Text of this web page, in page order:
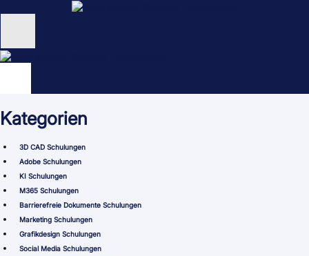
Inhalt
Unternehmen
NEU: KI Schulungen
unsertraining Blog
Kategorien
3D CAD Schulungen
Adobe Schulungen
KI Schulungen
M365 Schulungen
Barrierefreie Dokumente Schulungen
Marketing Schulungen
Grafikdesign Schulungen
Social Media Schulungen